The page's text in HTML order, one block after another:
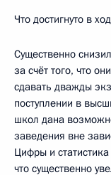
Что достигнуто в
Существенно
за счёт того, что
сдавать дважды
поступлении в
школ дана
заведения вне
Цифры и
что существенно